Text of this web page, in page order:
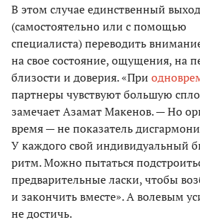
В этом случае единственный
(самостоятельно или с помощью
специалиста) переводить
на свое состояние, ощущения, на
близости и доверия. «При
партнеры чувствуют большую
замечает Азамат Макенов. — Но
время — не показатель
У каждого свой индивидуальный
ритм. Можно пытаться
предварительные ласки, чтобы
и закончить вместе». А волевым
не достичь.